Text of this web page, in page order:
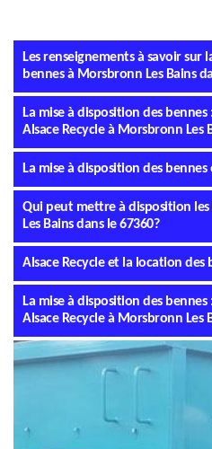
Les renseignements à savoir sur
bennes à Morsbronn Les Bains
La mise à disposition des
Alsace Recycle à Morsbronn Les
La mise à disposition des bennes
Qui peut mettre à disposition
Les Bains dans le 67360?
Alsace Recycle et la location des
La mise à disposition des
Alsace Recycle à Morsbronn Les